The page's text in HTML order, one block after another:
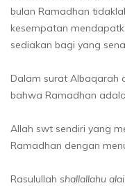
bulan Ramadhan
kesempatan
sediakan bagi yang
Dalam surat Albaqarah
bahwa Ramadhan
Allah swt sendiri yang
Ramadhan dengan
Rasulullah shallallahu